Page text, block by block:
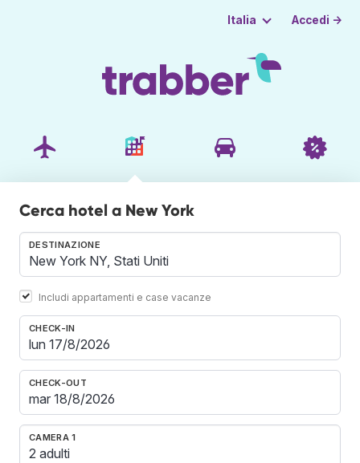
Italia Accedi →
Cerca hotel a New York
DESTINAZIONE
Includi appartamenti e case vacanze
CHECK-IN
CHECK-OUT
CAMERA 1
2 adulti